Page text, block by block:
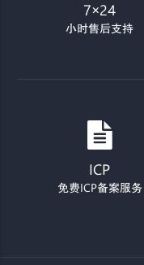
7×24
小时售后支持
ICP
免费ICP备案服务